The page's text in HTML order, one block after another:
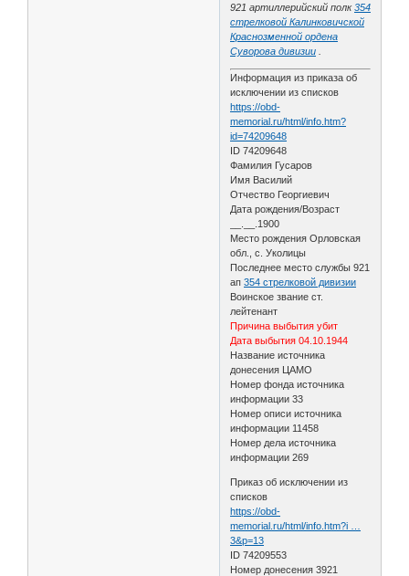
921 артиллерийский полк354
стрелковой Калинковичской
Краснозменной ордена
Суворова дивизии
Информация из приказа об
исключении из списков
https://obd-
memorial.ru/html/info.htm?
id=74209648
ID 74209648
Фамилия Гусаров
Имя Василий
Отчество Георгиевич
Дата рождения/Возраст
__.__.1900
Место рождения Орловская
обл., с. Уколицы
Последнее место службы 921
ап354 стрелковой дивизии
Воинское звание ст.
лейтенант
Причина выбытия убит
Дата выбытия 04.10.1944
Название источника
донесения ЦАМО
Номер фонда источника
информации 33
Номер описи источника
информации 11458
Номер дела источника
информации 269
Приказ об исключении из
списков
https://obd-
memorial.ru/html/info.htm?i …
3&p=13
ID 74209553
Номер донесения 3921